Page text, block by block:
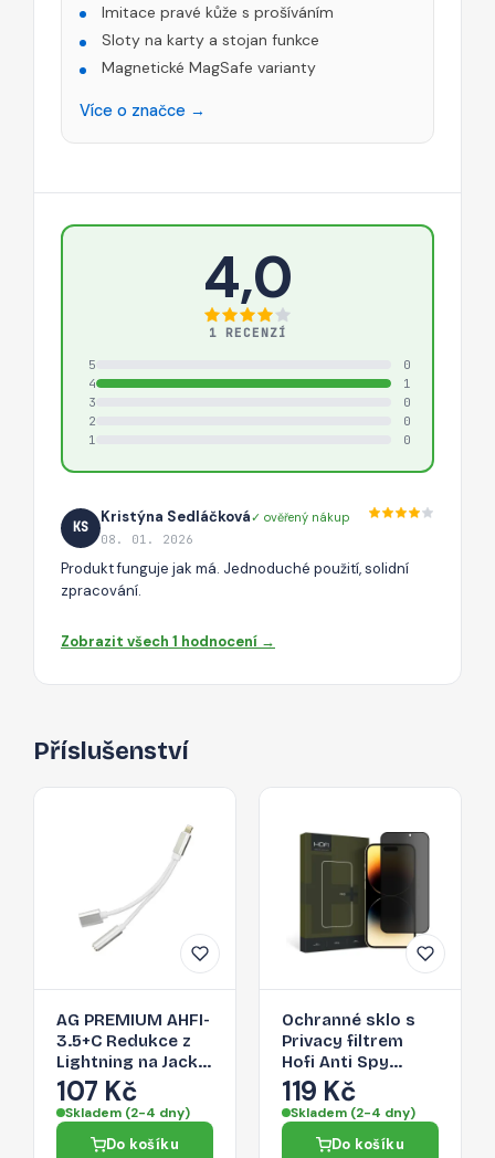
Imitace pravé kůže s prošíváním
Sloty na karty a stojan funkce
Magnetické MagSafe varianty
Více o značce →
4,0
1 RECENZÍ
5
0
4
1
3
0
2
0
1
0
KS
Kristýna Sedláčková✓ ověřený nákup
08. 01. 2026
Produkt funguje jak má. Jednoduché použití, solidní
zpracování.
Zobrazit všech 1 hodnocení →
Příslušenství
AG PREMIUM AHFI-
3.5+C Redukce z
Lightning na Jack
3,5/Lightning,
stříbrná
107 Kč
Skladem (2-4 dny)
Do košíku
Ochranné sklo s
Privacy filtrem
Hofi Anti Spy
Glass Pro+ pro
Apple iPhone 15
Pro Max
119 Kč
Skladem (2-4 dny)
Do košíku